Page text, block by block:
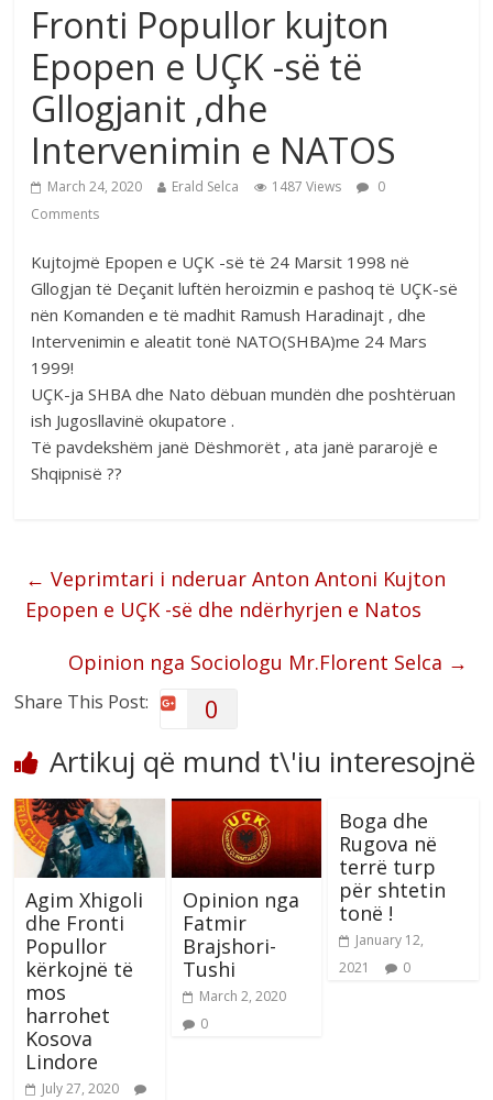
Fronti Popullor kujton
Epopen e UÇK -së të
Gllogjanit ,dhe
Intervenimin e NATOS
March 24, 2020 Erald Selca 1487 Views
0
Comments
Kujtojmë Epopen e UÇK -së të 24 Marsit 1998 në
Gllogjan të Deçanit luftën heroizmin e pashoq të UÇK-së
nën Komanden e të madhit Ramush Haradinajt , dhe
Intervenimin e aleatit tonë NATO(SHBA)me 24 Mars
1999!
UÇK-ja SHBA dhe Nato dëbuan mundën dhe poshtëruan
ish Jugosllavinë okupatore .
Të pavdekshëm janë Dëshmorët , ata janë pararojë e
Shqipnisë ??
← Veprimtari i nderuar Anton Antoni Kujton
Epopen e UÇK -së dhe ndërhyrjen e Natos
Opinion nga Sociologu Mr.Florent Selca →
Share This Post: 0
Artikuj që mund t\'iu interesojnë
Agim Xhigoli
dhe Fronti
Popullor
kërkojnë të
mos
harrohet
Kosova
Lindore
July 27, 2020
Opinion nga
Fatmir
Brajshori-
Tushi
March 2, 2020
0
Boga dhe
Rugova në
terrë turp
për shtetin
tonë !
January 12,
2021
0